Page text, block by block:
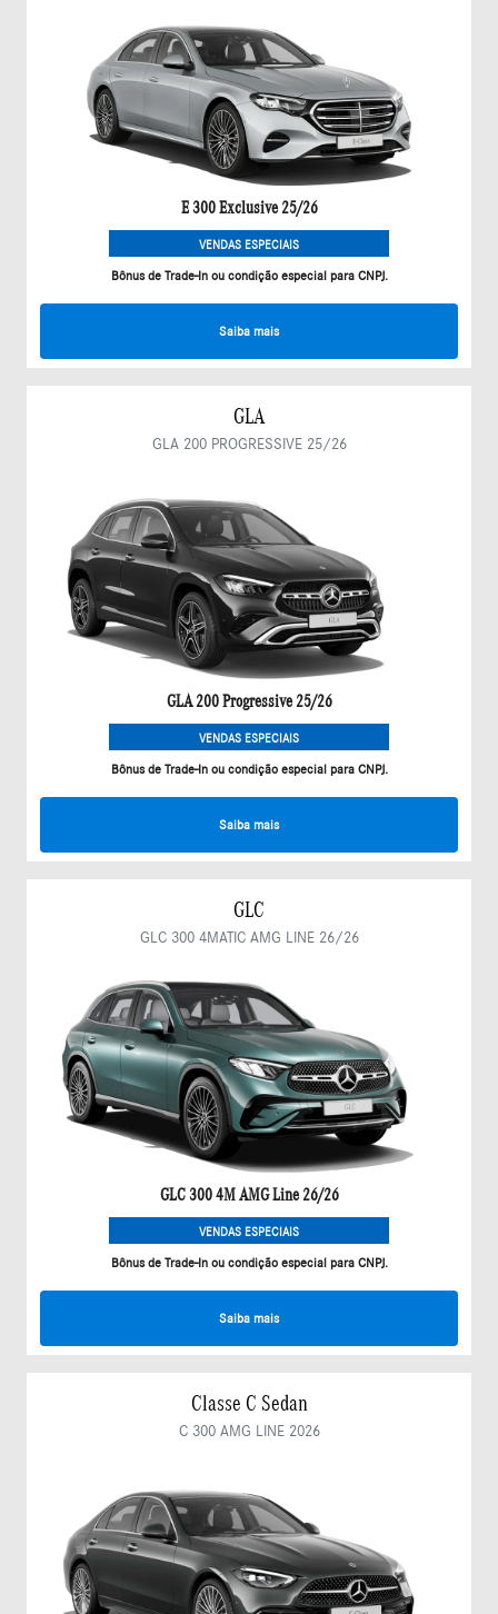
E 300 Exclusive 25/26
VENDAS ESPECIAIS
Bônus de Trade-In ou condição especial para CNPJ.
Saiba mais
GLA
GLA 200 PROGRESSIVE 25/26
GLA 200 Progressive 25/26
VENDAS ESPECIAIS
Bônus de Trade-In ou condição especial para CNPJ.
Saiba mais
GLC
GLC 300 4MATIC AMG LINE 26/26
GLC 300 4M AMG Line 26/26
VENDAS ESPECIAIS
Bônus de Trade-In ou condição especial para CNPJ.
Saiba mais
Classe C Sedan
C 300 AMG LINE 2026